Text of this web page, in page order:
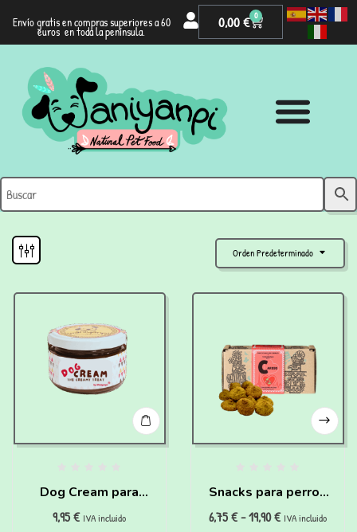
Envío gratis en compras superiores a 60
euros en toda la península.
0,00€ 0
Orden Predeterminado
Dog Cream para
perros
9,95€ IVA incluido
Snacks para perros
con problemas
6,75€-19,90€ IVA incluido